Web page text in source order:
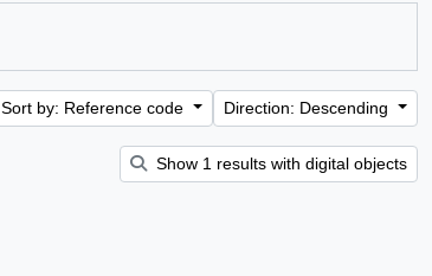
Sort by: Reference code Direction: Descending
Show 1 results with digital objects